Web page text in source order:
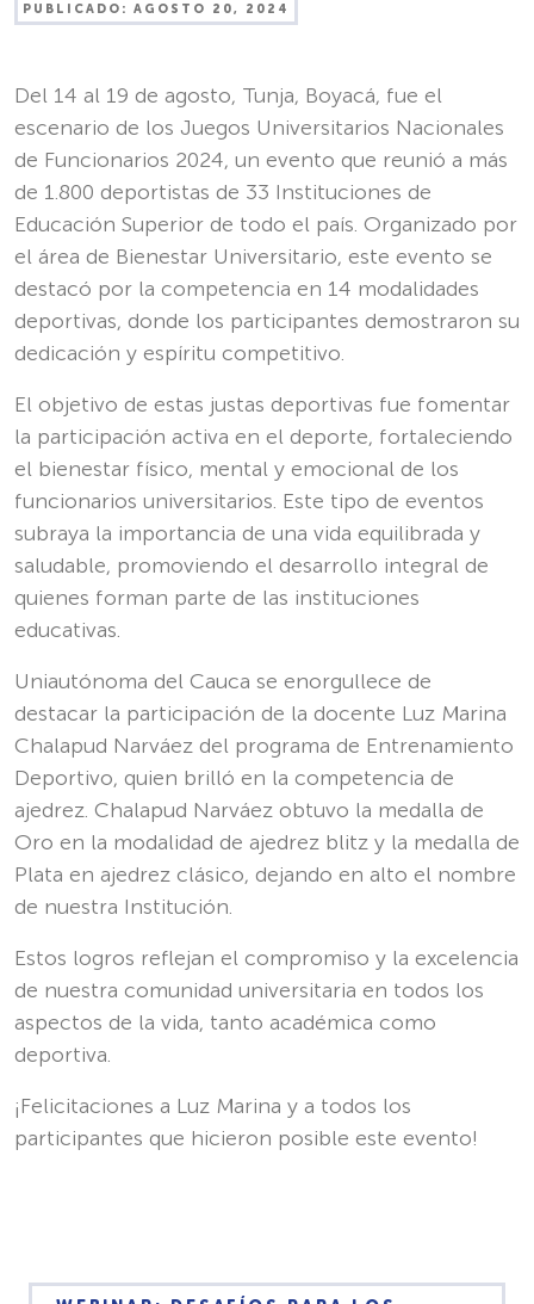
PUBLICADO: AGOSTO 20, 2024
Del 14 al 19 de agosto, Tunja, Boyacá, fue el
escenario de los Juegos Universitarios Nacionales
de Funcionarios 2024, un evento que reunió a más
de 1.800 deportistas de 33 Instituciones de
Educación Superior de todo el país. Organizado por
el área de Bienestar Universitario, este evento se
destacó por la competencia en 14 modalidades
deportivas, donde los participantes demostraron su
dedicación y espíritu competitivo.
El objetivo de estas justas deportivas fue fomentar
la participación activa en el deporte, fortaleciendo
el bienestar físico, mental y emocional de los
funcionarios universitarios. Este tipo de eventos
subraya la importancia de una vida equilibrada y
saludable, promoviendo el desarrollo integral de
quienes forman parte de las instituciones
educativas.
Uniautónoma del Cauca se enorgullece de
destacar la participación de la docente Luz Marina
Chalapud Narváez del programa de Entrenamiento
Deportivo, quien brilló en la competencia de
ajedrez. Chalapud Narváez obtuvo la medalla de
Oro en la modalidad de ajedrez blitz y la medalla de
Plata en ajedrez clásico, dejando en alto el nombre
de nuestra Institución.
Estos logros reflejan el compromiso y la excelencia
de nuestra comunidad universitaria en todos los
aspectos de la vida, tanto académica como
deportiva.
¡Felicitaciones a Luz Marina y a todos los
participantes que hicieron posible este evento!